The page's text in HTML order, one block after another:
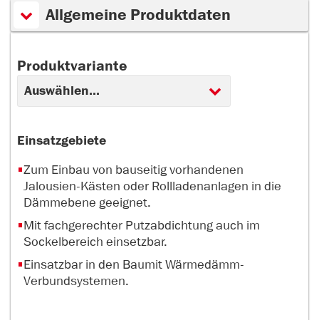
Allgemeine Produktdaten
Produktvariante
Einsatzgebiete
Zum Einbau von bauseitig vorhandenen
Jalousien-Kästen oder Rollladenanlagen in die
Dämmebene geeignet.
Mit fachgerechter Putzabdichtung auch im
Sockelbereich einsetzbar.
Einsatzbar in den Baumit Wärmedämm-
Verbundsystemen.